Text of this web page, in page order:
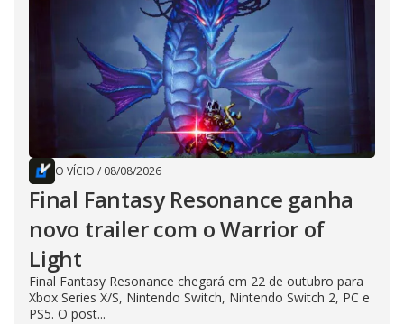
O VÍCIO / 08/08/2026
Final Fantasy Resonance ganha
novo trailer com o Warrior of
Light
Final Fantasy Resonance chegará em 22 de outubro para
Xbox Series X/S, Nintendo Switch, Nintendo Switch 2, PC e
PS5. O post...